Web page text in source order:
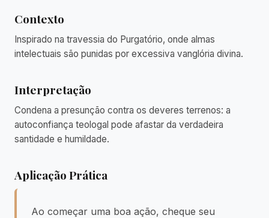
Contexto
Inspirado na travessia do Purgatório, onde almas
intelectuais são punidas por excessiva vanglória divina.
Interpretação
Condena a presunção contra os deveres terrenos: a
autoconfiança teologal pode afastar da verdadeira
santidade e humildade.
Aplicação Prática
Ao começar uma boa ação, cheque seu